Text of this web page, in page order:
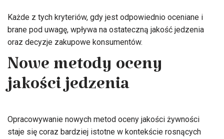
Każde z tych kryteriów, gdy jest odpowiednio oceniane i
brane pod uwagę, wpływa na ostateczną jakość jedzenia
oraz decyzje zakupowe konsumentów.
Nowe metody oceny
jakości jedzenia
Opracowywanie nowych metod oceny jakości żywności
staje się coraz bardziej istotne w kontekście rosnących